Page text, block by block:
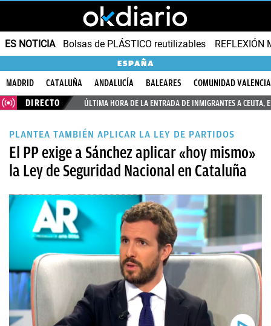
ES NOTICIA Bolsas de PLÁSTICO reutilizables REFLEXIÓN
ESPAÑA
MADRID CATALUÑA ANDALUCÍA BALEARES
COMUNIDAD
DIRECTO
ÚLTIMA HORA DE LA ENTRADA DE INMIGRANTES A CEUTA,
PLANTEA TAMBIÉN APLICAR LA LEY DE PARTIDOS
El PP exige a Sánchez aplicar «hoy mismo»
la Ley de Seguridad Nacional en Cataluña